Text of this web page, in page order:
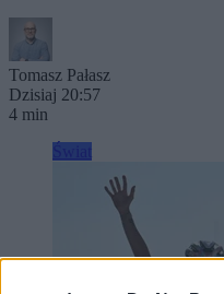
Tomasz Pałasz
Dzisiaj 20:57
4 min